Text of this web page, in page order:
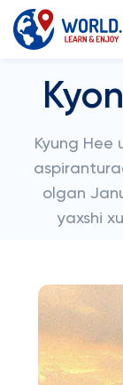
Kyung
olgan
yaxshi